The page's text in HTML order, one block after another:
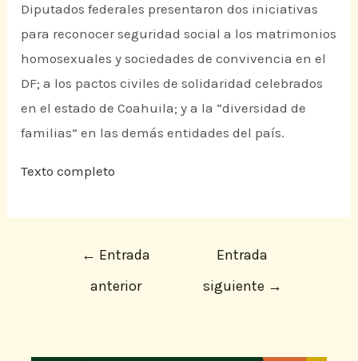
Diputados federales presentaron dos iniciativas
para reconocer seguridad social a los matrimonios
homosexuales y sociedades de convivencia en el
DF; a los pactos civiles de solidaridad celebrados
en el estado de Coahuila; y a la “diversidad de
familias” en las demás entidades del país.
Texto completo
← Entrada
anterior
Entrada
siguiente →